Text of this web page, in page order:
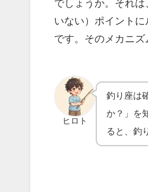
な3つの理
なぜ、遊漁船のタ